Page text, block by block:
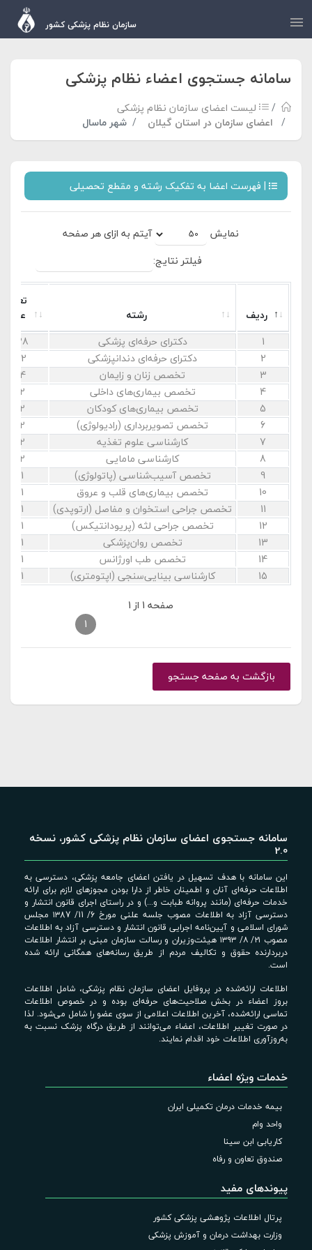
سازمان نظام پزشکی کشور
سامانه جستجوی اعضاء نظام پزشکی
لیست اعضای سازمان نظام پزشکی
اعضای سازمان در استان گیلان
شهر ماسال
| فهرست اعضا به تفکیک رشته و مقطع تحصیلی
نمایش
آیتم به ازای هر صفحه
فیلتر نتایج:
ردیف رشته
تعداد
عضو
1
دکترای حرفه‌ای پزشکی
28
2
دکترای حرفه‌ای دندانپزشکی
12
3
تخصص زنان و زایمان
4
4
تخصص بیماری‌های داخلی
2
5
تخصص بیماری‌های کودکان
2
6
تخصص تصویربرداری (رادیولوژی)
2
7
کارشناسی علوم تغذیه
2
8
کارشناسی مامایی
2
9
تخصص آسیب‌شناسی (پاتولوژی)
1
10
تخصص بیماری‌های قلب و عروق
1
11
تخصص جراحی استخوان و مفاصل (ارتوپدی)
1
12
تخصص جراحی لثه (پریودانتیکس)
1
13
تخصص روان‌پزشکی
1
14
تخصص طب اورژانس
1
15
کارشناسی بینایی‌سنجی (اپتومتری)
1
صفحه 1 از 1
1
بازگشت به صفحه جستجو
سامانه جستجوی اعضای سازمان نظام پزشکی کشور، نسخه
2.0
این سامانه با هدف تسهیل در یافتن اعضای جامعه پزشکی، دسترسی به
اطلاعات حرفه‌ای آنان و اطمینان خاطر از دارا بودن مجوزهای لازم برای ارائه
خدمات حرفه‌ای (مانند پروانه طبابت و...) و در راستای اجرای قانون انتشار و
دسترسی آزاد به اطلاعات مصوب جلسه علنی مورخ 6/ 11/ ۱۳87 مجلس
شورای اسلامی و آیین‌نامه اجرایی قانون انتشار و دسترسی آزاد به اطلاعات
مصوب ۲۱/ ۸/ ۱۳۹۳ هیئت‌وزیران و رسالت سازمان مبنی بر انتشار اطلاعات
دربردارنده حقوق و تکالیف مردم از طریق رسانه‌های همگانی ارائه شده
است.
اطلاعات ارائه‌شده در پروفایل اعضای سازمان نظام پزشکی، شامل اطلاعات
بروز اعضاء در بخش صلاحیت‌های حرفه‌ای بوده و در خصوص اطلاعات
تماسی ارائه‌شده، آخرین اطلاعات اعلامی از سوی عضو را شامل می‌شود. لذا
در صورت تغییر اطلاعات، اعضاء می‌توانند از طریق درگاه پزشک نسبت به
به‌روزآوری اطلاعات خود اقدام نمایند.
خدمات ویژه اعضاء
بیمه خدمات درمان تکمیلی ایران
واحد وام
کاریابی ابن سینا
صندوق تعاون و رفاه
پیوندهای مفید
پرتال اطلاعات پژوهشی پزشکی کشور
وزارت بهداشت درمان و آموزش پزشکی